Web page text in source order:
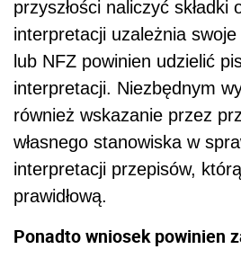
przyszłości naliczyć składki
interpretacji uzależnia swoje
lub NFZ powinien udzielić
interpretacji. Niezbędnym
również wskazanie przez
własnego stanowiska w
interpretacji przepisów,
prawidłową.
Ponadto wniosek powinien